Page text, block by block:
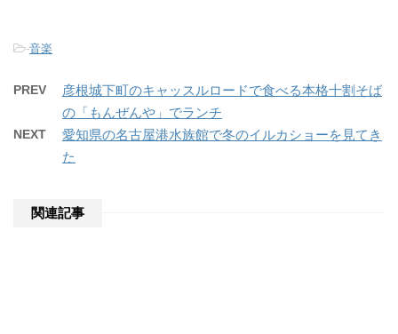
-音楽
PREV
彦根城下町のキャッスルロードで食べる本格十割そば
の「もんぜんや」でランチ
NEXT
愛知県の名古屋港水族館で冬のイルカショーを見てき
た
関連記事